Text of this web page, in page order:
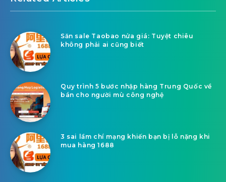
Săn sale Taobao nửa giá: Tuyệt chiêu
không phải ai cũng biết
Quy trình 5 bước nhập hàng Trung Quốc về
bán cho người mù công nghệ
3 sai lầm chí mạng khiến bạn bị lỗ nặng khi
mua hàng 1688